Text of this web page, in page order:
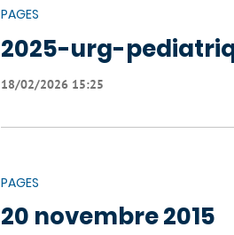
PAGES
2025-urg-
18/02/2026 15:25
PAGES
20 novembre 2015